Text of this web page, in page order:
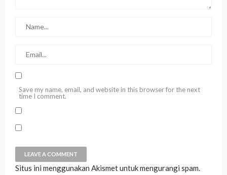
Save my name, email, and website in this browser for the next
time I comment.
Situs ini menggunakan Akismet untuk mengurangi spam.